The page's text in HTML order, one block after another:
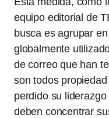
equipo editorial de
busca es agrupar
globalmente
de correo que han
son todos
perdido su
deben concentrar